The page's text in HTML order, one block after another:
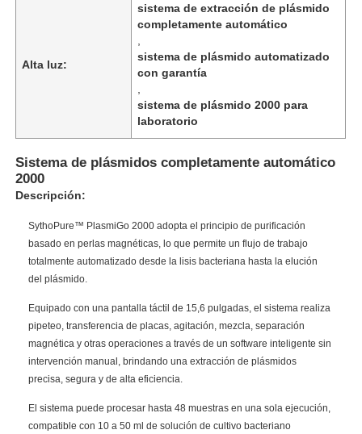
Alta luz:
sistema de extracción de plásmido
completamente automático
sistema de plásmido automatizado
con garantía
sistema de plásmido 2000 para
laboratorio
Sistema de plásmidos completamente automático
2000
Descripción:
SythoPure™ PlasmiGo 2000 adopta el principio de purificación
basado en perlas magnéticas, lo que permite un flujo de trabajo
totalmente automatizado desde la lisis bacteriana hasta la elución
del plásmido.
Equipado con una pantalla táctil de 15,6 pulgadas, el sistema realiza
pipeteo, transferencia de placas, agitación, mezcla, separación
magnética y otras operaciones a través de un software inteligente sin
intervención manual, brindando una extracción de plásmidos
precisa, segura y de alta eficiencia.
El sistema puede procesar hasta 48 muestras en una sola ejecución,
compatible con 10 a 50 ml de solución de cultivo bacteriano